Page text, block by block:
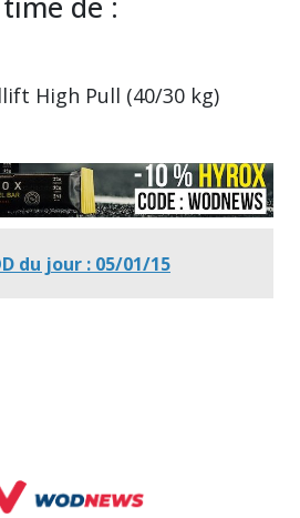
High Pull (40/30 kg)
du jour : 05/01/15